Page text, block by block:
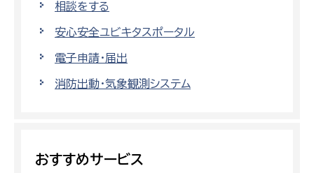
相談をする
安心安全ユビキタスポータル
電子申請・届出
消防出動・気象観測システム
おすすめサービス